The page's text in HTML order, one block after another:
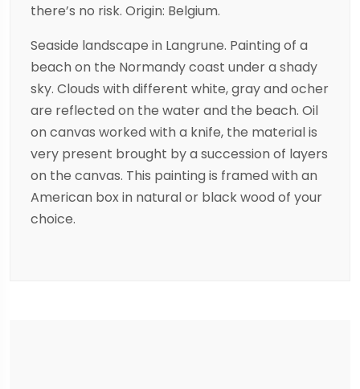
there’s no risk. Origin: Belgium.
Seaside landscape in Langrune. Painting of a
beach on the Normandy coast under a shady
sky. Clouds with different white, gray and ocher
are reflected on the water and the beach. Oil
on canvas worked with a knife, the material is
very present brought by a succession of layers
on the canvas. This painting is framed with an
American box in natural or black wood of your
choice.